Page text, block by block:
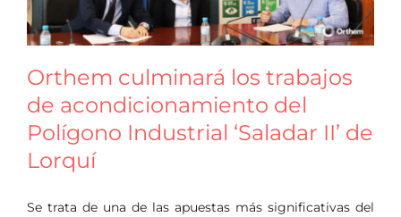
Orthem culminará los trabajos
de acondicionamiento del
Polígono Industrial ‘Saladar II’ de
Lorquí
Se trata de una de las apuestas más significativas del